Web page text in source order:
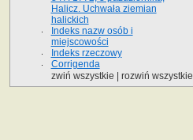
Halicz. Uchwała ziemian
halickich
Indeks nazw osób i
miejscowości
Indeks rzeczowy
Corrigenda
zwiń wszystkie
rozwiń wszystkie